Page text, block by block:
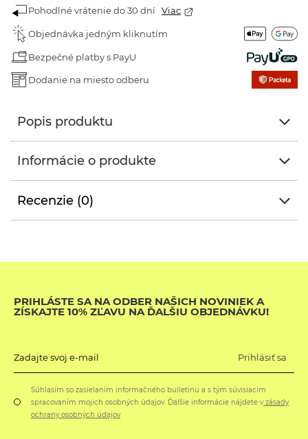
Pohodlné vrátenie do 30 dní Viac
Objednávka jedným kliknutím
Bezpečné platby s PayU
Dodanie na miesto odberu
Popis produktu
Informácie o produkte
Recenzie (0)
PRIHLÁSTE SA NA ODBER NAŠICH NOVINIEK A
ZÍSKAJTE 10% ZĽAVU NA ĎALŠIU OBJEDNÁVKU!
Zadajte svoj e-mail Prihlásiť sa
Súhlasím so zasielaním informačného bulletinu a s tým súvisiacim
spracovaním mojich osobných údajov. Ďalšie informácie nájdete vzásady
ochrany osobných údajov